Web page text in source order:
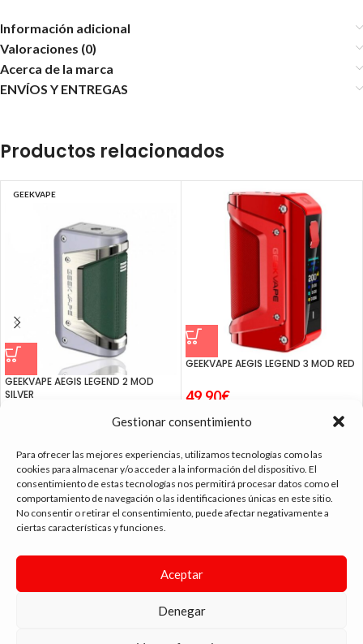
Gestionar consentimiento
Para ofrecer las mejores experiencias, utilizamos tecnologías como las
cookies para almacenar y/o acceder a la información del dispositivo. El
consentimiento de estas tecnologías nos permitirá procesar datos como el
comportamiento de navegación o las identificaciones únicas en este sitio.
No consentir o retirar el consentimiento, puede afectar negativamente a
ciertas características y funciones.
Aceptar
Denegar
Información adicional
Valoraciones (0)
Acerca de la marca
ENVÍOS Y ENTREGAS
Productos relacionados
GEEKVAPE
GEEKVAPE AEGIS LEGEND 2 MOD
SILVER
GEEKVAPE AEGIS LEGEND 3 MOD RED
49.90€
tienda vapeo málaga
CONTACTO